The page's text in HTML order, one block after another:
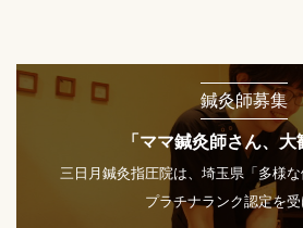
鍼灸師募集
「ママ鍼灸師さん、
三日月鍼灸指圧院は、埼玉県「多様
プラチナランク認定を受